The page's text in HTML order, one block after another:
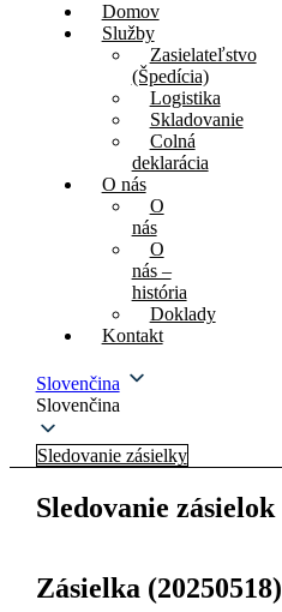
Domov
Služby
Zasielateľstvo
(Špedícia)
Logistika
Skladovanie
Colná
deklarácia
O nás
O
nás
O
nás –
história
Doklady
Kontakt
Slovenčina
Slovenčina
Sledovanie zásielky
Sledovanie zásielok
Zásielka (20250518)